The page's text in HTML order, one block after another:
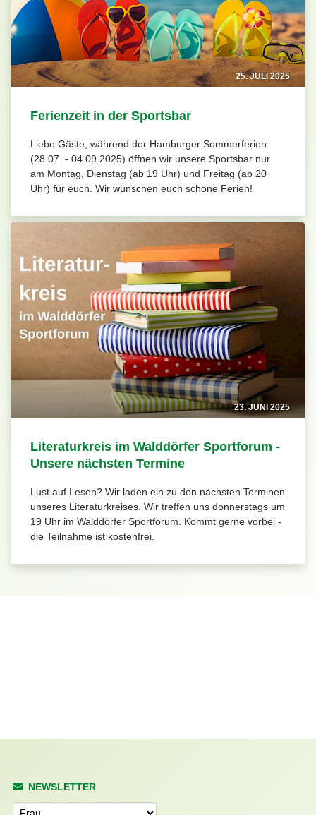
25. JULI 2025
Ferienzeit in der Sportsbar
Liebe Gäste, während der Hamburger Sommerferien
(28.07. - 04.09.2025) öffnen wir unsere Sportsbar nur
am Montag, Dienstag (ab 19 Uhr) und Freitag (ab 20
Uhr) für euch. Wir wünschen euch schöne Ferien!
23. JUNI 2025
Literaturkreis im Walddörfer Sportforum -
Unsere nächsten Termine
Lust auf Lesen? Wir laden ein zu den nächsten Terminen
unseres Literaturkreises. Wir treffen uns donnerstags um
19 Uhr im Walddörfer Sportforum. Kommt gerne vorbei -
die Teilnahme ist kostenfrei.
NEWSLETTER
Anrede